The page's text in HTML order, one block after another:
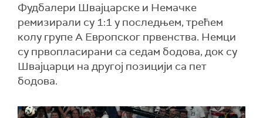
Фудбалери Швајцарске и Немачке
ремизирали су 1:1 у последњем, трећем
колу групе А Европског првенства. Немци
су првопласирани са седам бодова, док су
Швајцарци на другој позицији са пет
бодова.